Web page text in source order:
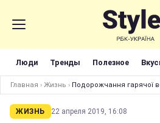
Люди Тренды Полезное
Главная › Жизнь › Подорожчання гарячої
ЖИЗНЬ 22 апреля 2019, 16:08